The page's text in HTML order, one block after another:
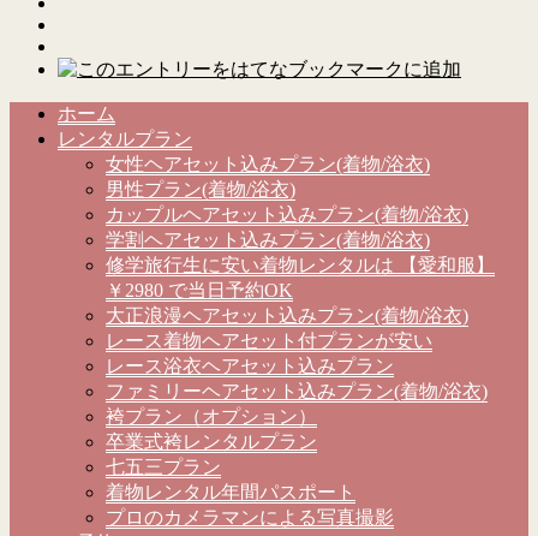
ホーム
レンタルプラン
女性ヘアセット込みプラン(着物/浴衣)
男性プラン(着物/浴衣)
カップルヘアセット込みプラン(着物/浴衣)
学割ヘアセット込みプラン(着物/浴衣)
修学旅行生に安い着物レンタルは 【愛和服】
￥2980 で当日予約OK
大正浪漫ヘアセット込みプラン(着物/浴衣)
レース着物ヘアセット付プランが安い
レース浴衣ヘアセット込みプラン
ファミリーヘアセット込みプラン(着物/浴衣)
袴プラン（オプション）
卒業式袴レンタルプラン
七五三プラン
着物レンタル年間パスポート
プロのカメラマンによる写真撮影